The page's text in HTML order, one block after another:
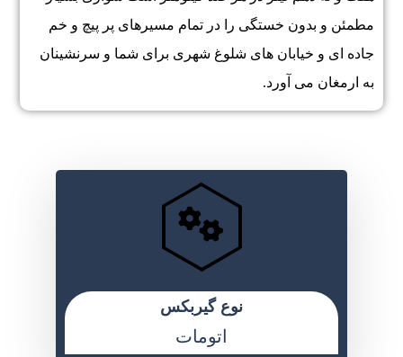
مطمئن و بدون خستگی را در تمام مسیرهای پر پیچ و خم
جاده ای و خیابان های شلوغ شهری برای شما و سرنشینان
به ارمغان می آورد.
نوع گیربکس
اتومات